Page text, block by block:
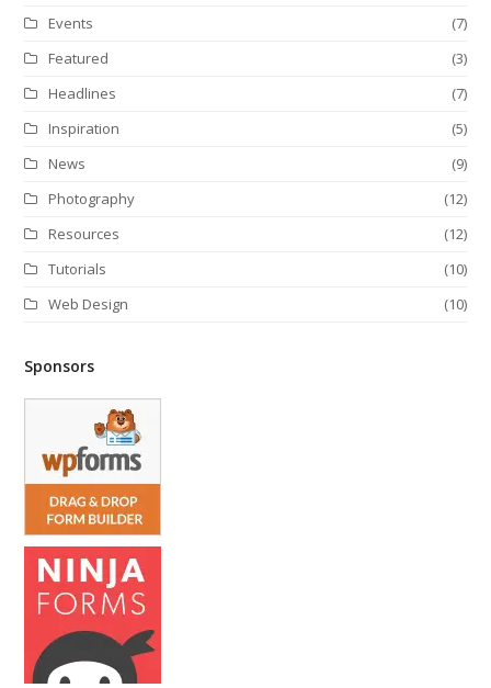
Events
(7)
Featured
(3)
Headlines
(7)
Inspiration
(5)
News
(9)
Photography
(12)
Resources
(12)
Tutorials
(10)
Web Design
(10)
Sponsors